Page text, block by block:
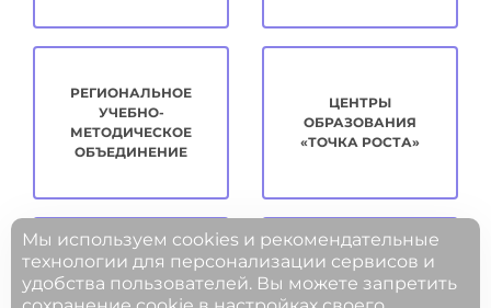
РЕГИОНАЛЬНОЕ
УЧЕБНО-
МЕТОДИЧЕСКОЕ
ОБЪЕДИНЕНИЕ
ЦЕНТРЫ
ОБРАЗОВАНИЯ
«ТОЧКА РОСТА»
МЕТОДИЧЕСКАЯ
КОПИЛКА
ЦИФРОВОЕ
РАЗВИТИЕ
Мы используем cookies и рекомендательные
технологии для персонализации сервисов и
удобства пользователей. Вы можете запретить